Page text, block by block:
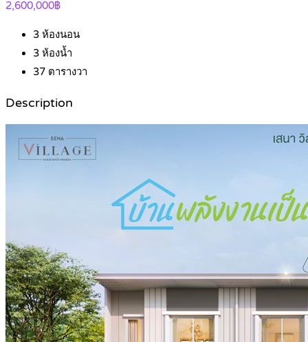
2,600,000฿
3 ห้องนอน
3 ห้องน้ำ
37 ตารางวา
Description